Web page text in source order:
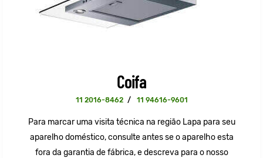
Coifa
11 2016-8462 / 11 94616-9601
Para marcar uma visita técnica na região Lapa para seu
aparelho doméstico, consulte antes se o aparelho esta
fora da garantia de fábrica, e descreva para o nosso